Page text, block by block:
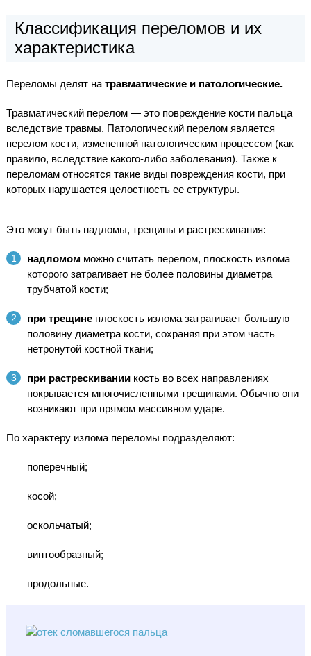
Классификация переломов и их
характеристика
Переломы делят натравматические и патологические.
Травматический перелом — это повреждение кости пальца
вследствие травмы. Патологический перелом является
перелом кости, измененной патологическим процессом (как
правило, вследствие какого-либо заболевания). Также к
переломам относятся такие виды повреждения кости, при
которых нарушается целостность ее структуры.
Это могут быть надломы, трещины и растрескивания:
надломом можно считать перелом, плоскость излома
которого затрагивает не более половины диаметра
трубчатой кости;
при трещинеплоскость излома затрагивает большую
половину диаметра кости, сохраняя при этом часть
нетронутой костной ткани;
при растрескиваниикость во всех направлениях
покрывается многочисленными трещинами. Обычно они
возникают при прямом массивном ударе.
По характеру излома переломы подразделяют:
поперечный;
косой;
оскольчатый;
винтообразный;
продольные.